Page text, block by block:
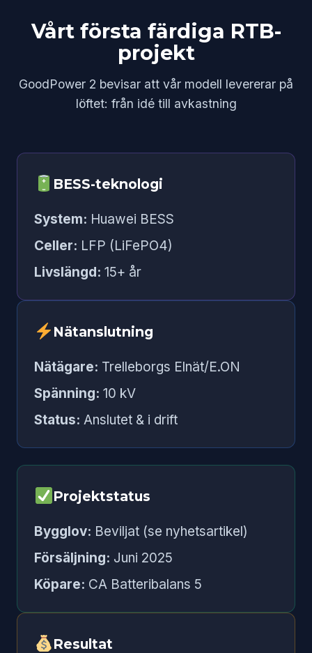
Vårt första färdiga RTB-
projekt
GoodPower 2 bevisar att vår modell levererar på
löftet: från idé till avkastning
BESS-teknologi
System: Huawei BESS
Celler: LFP (LiFePO4)
Livslängd: 15+ år
Nätanslutning
Nätägare: Trelleborgs Elnät/E.ON
Spänning: 10 kV
Status: Anslutet & i drift
Projektstatus
Bygglov: Beviljat (se nyhetsartikel)
Försäljning: Juni 2025
Köpare: CA Batteribalans 5
Resultat